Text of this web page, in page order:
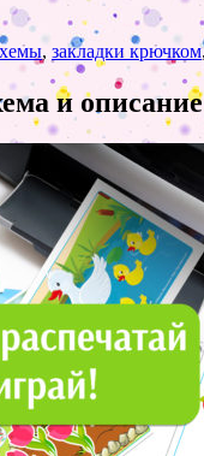
, закладки крючком
и